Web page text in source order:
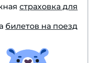
страховка для
билетов на поезд